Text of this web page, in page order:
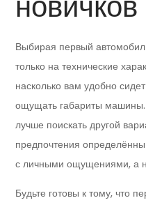
Выбирая первый
только на технические
насколько вам удобно
ощущать габариты
лучше поискать другой
предпочтения
с личными ощущениями, а
Будьте готовы к тому, что